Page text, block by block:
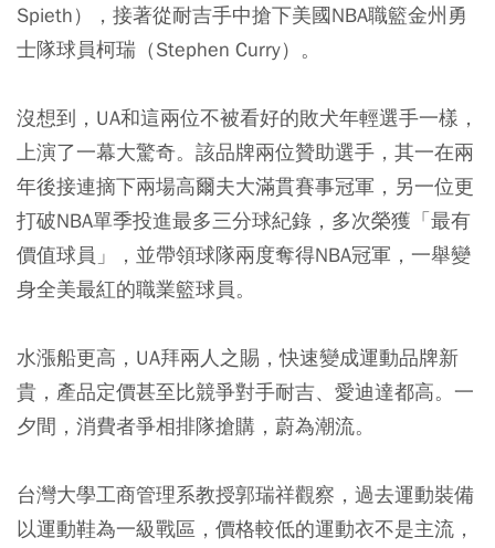
Spieth），接著從耐吉手中搶下美國NBA職籃金州勇
士隊球員柯瑞（Stephen Curry）。
沒想到，UA和這兩位不被看好的敗犬年輕選手一樣，
上演了一幕大驚奇。該品牌兩位贊助選手，其一在兩
年後接連摘下兩場高爾夫大滿貫賽事冠軍，另一位更
打破NBA單季投進最多三分球紀錄，多次榮獲「最有
價值球員」，並帶領球隊兩度奪得NBA冠軍，一舉變
身全美最紅的職業籃球員。
水漲船更高，UA拜兩人之賜，快速變成運動品牌新
貴，產品定價甚至比競爭對手耐吉、愛迪達都高。一
夕間，消費者爭相排隊搶購，蔚為潮流。
台灣大學工商管理系教授郭瑞祥觀察，過去運動裝備
以運動鞋為一級戰區，價格較低的運動衣不是主流，